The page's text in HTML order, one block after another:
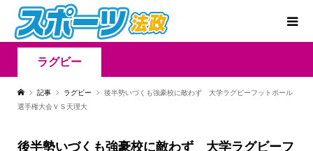
ラグビー
記事 ラグビー
後半勢いづくも強豪校に敵わず 大学ラグビーフットボール
選手権大会ＶＳ天理大
後半勢いづくも強豪校に敵わず 大学ラグビーフ